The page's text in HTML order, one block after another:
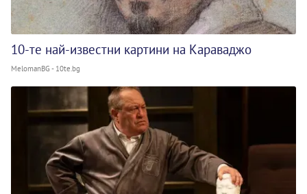
10-те най-известни картини на Караваджо
MelomanBG - 10te.bg